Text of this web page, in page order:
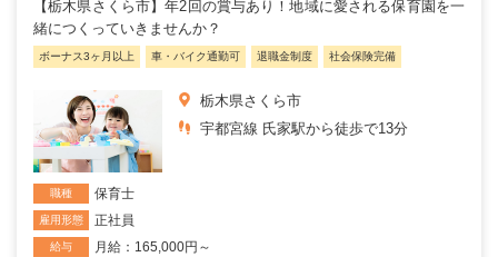
【栃木県さくら市】年2回の賞与あり！地域に愛される保育園を一
緒につくっていきませんか？
ボーナス3ヶ月以上 車・バイク通勤可 退職金制度 社会保険完備
栃木県さくら市
宇都宮線 氏家駅から徒歩で13分
職種 保育士
雇用形態 正社員
給与 月給：165,000円～